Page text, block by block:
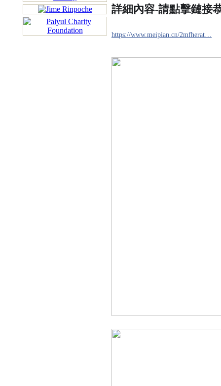
詳細內容-請點擊鏈接
https://www.meipian.cn/2mfherat…